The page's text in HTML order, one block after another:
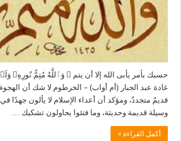
حسبك بأمر يأبى الله إلا أن يتم ﴿ وَٱللَّهُ مُتِمُّ
غادة عبد الجبار (أم أواب) – الخرطوم لا شك أن
قديمٌ متجددٌ، ومؤكد أن أعداء الإسلام لا يألون جهدًا
وسيلة قديمة وحديثة، وما فتئوا يحاولون تشكيك …
أكمل القراءة »